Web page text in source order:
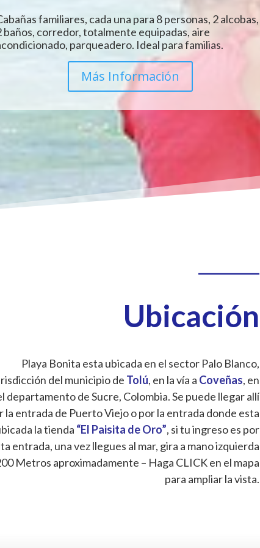
familiares, cada una para 8 personas, 2 alcobas,
baños, corredor, totalmente equipadas, aire
parqueadero. Ideal para familias.
Más Información
Ubicación
Playa Bonita esta ubicada en el sector Palo Blanco,
del municipio de Tolú, en la vía a Coveñas, en
departamento de Sucre, Colombia. Se puede llegar allí
la entrada de Puerto Viejo o por la entrada donde esta
la tienda “El Paisita de Oro”, si tu ingreso es por
entrada, una vez llegues al mar, gira a mano izquierda
Metros aproximadamente – Haga CLICK en el mapa
para ampliar la vista.